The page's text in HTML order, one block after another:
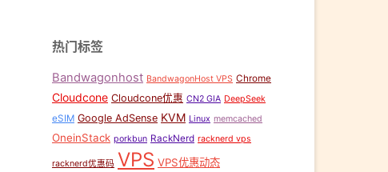
热门标签
Bandwagonhost BandwagonHost VPS Chrome
Cloudcone Cloudcone优惠 CN2 GIA DeepSeek
eSIM Google AdSense KVM Linux memcached
OneinStack porkbun RackNerd racknerd vps
racknerd优惠码 VPS VPS优惠动态